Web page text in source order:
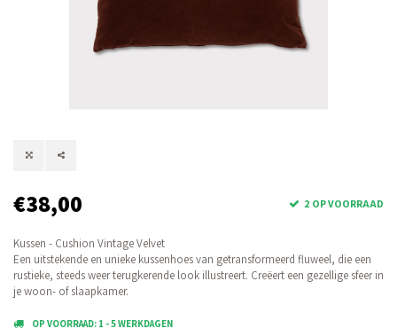
€38,00 2 OP VOORRAAD
Kussen - Cushion Vintage Velvet
Een uitstekende en unieke kussenhoes van getransformeerd fluweel, die een
rustieke, steeds weer terugkerende look illustreert. Creëert een gezellige sfeer in
je woon- of slaapkamer.
OP VOORRAAD: 1 - 5 WERKDAGEN